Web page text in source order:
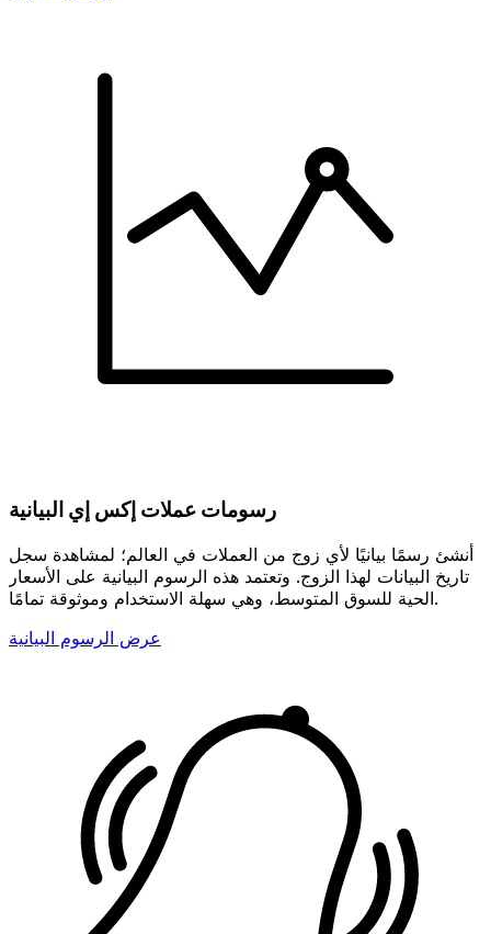
رسومات عملات إكس إي البيانية
أنشئ رسمًا بيانيًا لأي زوج من العملات في العالم؛ لمشاهدة سجل
تاريخ البيانات لهذا الزوج. وتعتمد هذه الرسوم البيانية على الأسعار
الحية للسوق المتوسط، وهي سهلة الاستخدام وموثوقة تمامًا.
عرض الرسوم البيانية